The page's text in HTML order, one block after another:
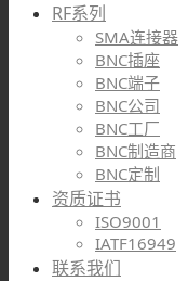
RF系列
SMA连接器
BNC插座
BNC端子
BNC公司
BNC工厂
BNC制造商
BNC定制
资质证书
ISO9001
IATF16949
联系我们